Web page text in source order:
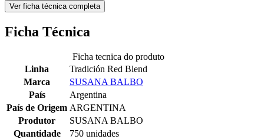
Ver ficha técnica completa
Ficha Técnica
Ficha tecnica do produto
Linha
Tradición Red Blend
Marca
SUSANA BALBO
País
Argentina
País de Origem ARGENTINA
Produtor
SUSANA BALBO
Quantidade
750 unidades